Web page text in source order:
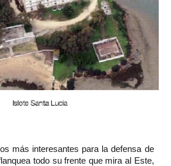
más interesantes para la defensa de
todo su frente que mira al Este,